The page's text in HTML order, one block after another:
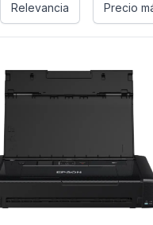
Relevancia Precio